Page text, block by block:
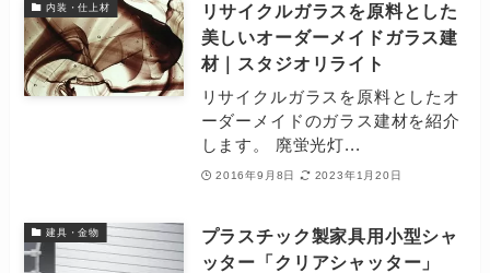
内装・仕上材
リサイクルガラスを原料とした
美しいオーダーメイドガラス建
材｜スタジオリライト
リサイクルガラスを原料としたオ
ーダーメイドのガラス建材を紹介
します。 廃蛍光灯...
2016年9月8日 2023年1月20日
建具・金物
プラスチック製家具用小型シャ
ッター「クリアシャッター」